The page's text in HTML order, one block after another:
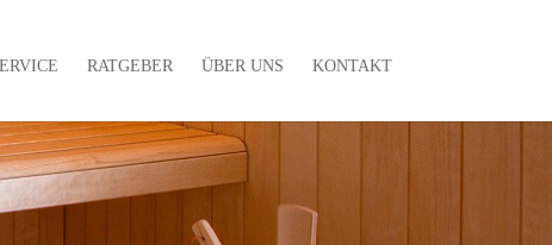
RATGEBER ÜBER UNS KONTAKT